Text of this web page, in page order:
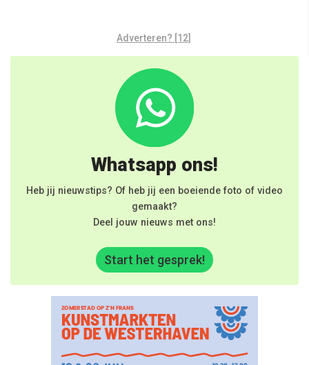
Adverteren? [12]
Whatsapp ons!
Heb jij nieuwstips? Of heb jij een boeiende foto of video
gemaakt?
Deel jouw nieuws met ons!
Start het gesprek!